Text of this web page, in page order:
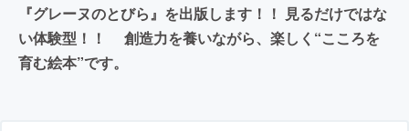
『グレーヌのとびら』を出版します！！ 見るだけではな
い体験型！！ 創造力を養いながら、楽しく“こころを
育む絵本”です。